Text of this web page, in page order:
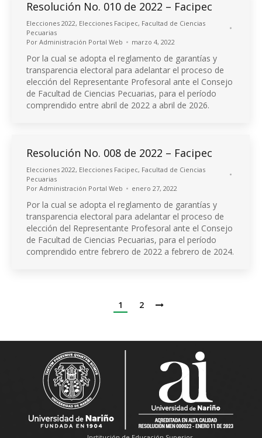
Resolución No. 010 de 2022 – Facipec
Elecciones 2022, Elecciones Facipec, Facultad de Ciencias
Pecuarias
Por Administración Portal Web marzo 4, 2022
Por la cual se adopta el reglamento de garantías y
transparencia electoral para adelantar el proceso de
elección del Representante Profesoral ante el Consejo
de Facultad de Ciencias Pecuarias, para el período
comprendido entre abril de 2022 a abril de 2026.
Resolución No. 008 de 2022 – Facipec
Elecciones 2022, Elecciones Facipec, Facultad de Ciencias
Pecuarias
Por Administración Portal Web enero 27, 2022
Por la cual se adopta el reglamento de garantías y
transparencia electoral para adelantar el proceso de
elección del Representante Profesoral ante el Consejo
de Facultad de Ciencias Pecuarias, para el período
comprendido entre febrero de 2022 a febrero de 2024.
1 2